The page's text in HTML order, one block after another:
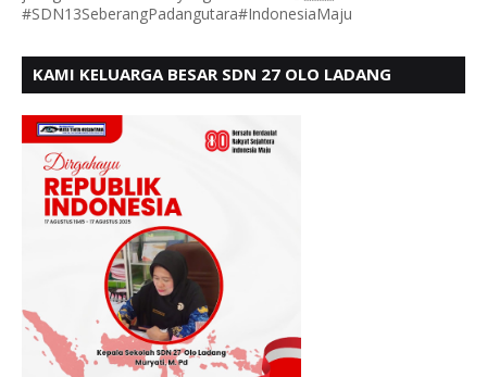
#SDN13SeberangPadangutara#IndonesiaMaju
KAMI KELUARGA BESAR SDN 27 OLO LADANG